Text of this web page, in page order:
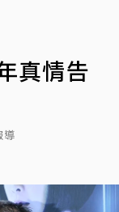
真情告
導